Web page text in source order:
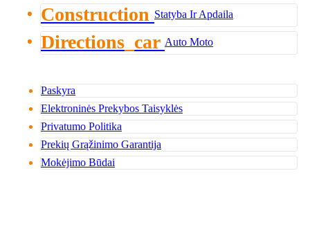
Construction Statyba Ir Apdaila
Directions_car Auto Moto
Paskyra
Elektroninės Prekybos Taisyklės
Privatumo Politika
Prekių Grąžinimo Garantija
Mokėjimo Būdai